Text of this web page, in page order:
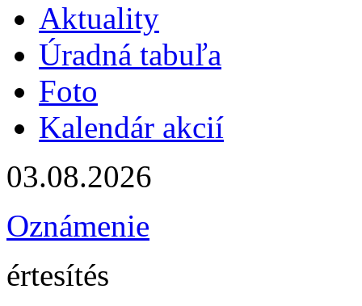
Aktuality
Úradná tabuľa
Foto
Kalendár akcií
03.08.2026
Oznámenie
értesítés